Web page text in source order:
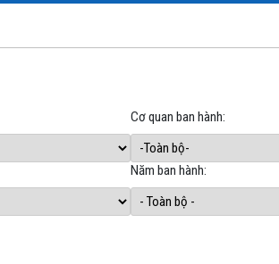
Cơ quan ban hành:
Năm ban hành: